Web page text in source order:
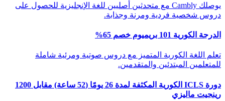
يوصلك Cambly مع متحدثين أصليين للغة الإنجليزية للحصول على
دروس شخصية فردية ومرنة وجذابة.
الدرجة الكورية 101 بريميوم خصم 65%
تعلم اللغة الكورية المتميز مع دروس صوتية ومرئية شاملة
للمتعلمين المبتدئين والمتقدمين.
دورة ICLS الكورية المكثفة لمدة 26 يومًا (52 ساعة) مقابل 1200
رينجيت ماليزي